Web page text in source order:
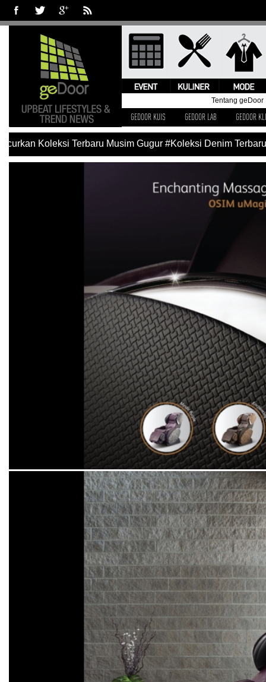
Tentang geDoor
GEDOOR KUIS GEDOOR LAB GEDOOR
Koleksi Terbaru Musim Gugur #Koleksi Denim Terbaru